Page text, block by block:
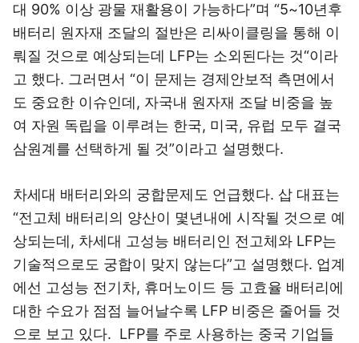
대 90% 이상 광물 재활용이 가능하다”며 “5~10년후
배터리 원자재 조달의 절반은 리싸이클링을 통해 이
뤄질 것으로 예상되는데 LFP는 소외된다는 것“이라
고 했다. 그러면서 “이 문제는 경제안보적 측면에서
도 중요한 이슈인데, 자국내 원자재 조달 비중을 높
여 자원 독립을 이루려는 한국, 미국, 유럽 모두 결국
삼원계를 선택하게 될 것”이라고 설명했다.
차세대 배터리와의 궁합문제도 언급했다. 삽 대표는
“전고체 배터리의 양산이 몇년내에 시작될 것으로 예
상되는데, 차세대 고성능 배터리인 전고체와 LFP는
기술적으로도 궁합이 맞지 않는다”고 설명했다. 업계
에선 고성능 전기차, 휴머노이드 등 고효율 배터리에
대한 수요가 점점 늘어날수록 LFP 비중은 줄어들 것
으로 보고 있다. LFP를 주로 사용하는 중국 기업들